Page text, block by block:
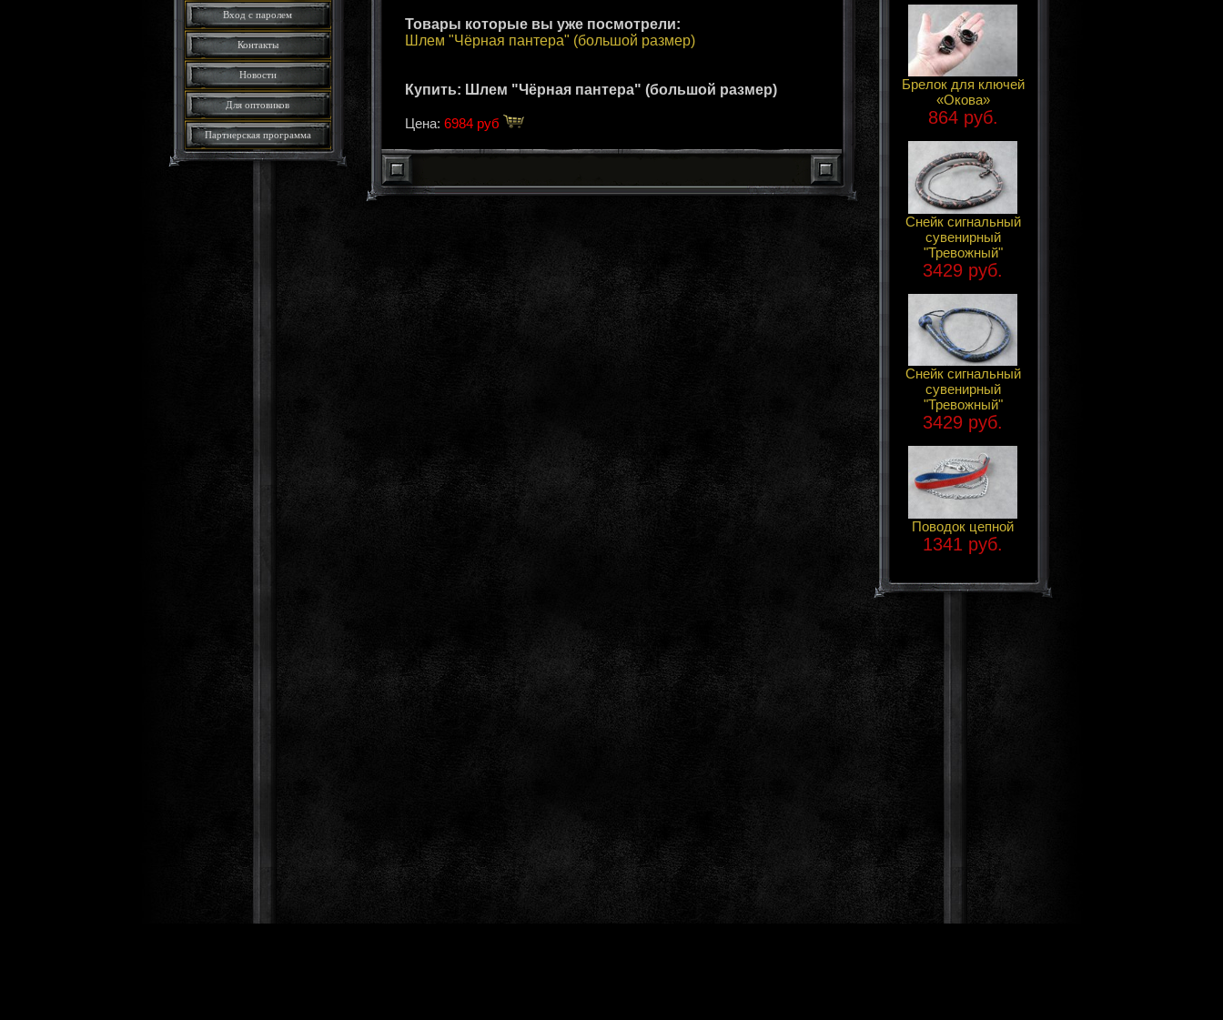
Вход с паролем
Контакты
Новости
Для оптовиков
Партнерская программа
Товары которые вы уже посмотрели:
Шлем "Чёрная пантера" (большой размер)
Купить: Шлем "Чёрная пантера" (большой размер)
Цена: 6984 руб
Брелок для ключей
«Окова»
864 руб.
Снейк сигнальный
сувенирный
"Тревожный"
3429 руб.
Снейк сигнальный
сувенирный
"Тревожный"
3429 руб.
Поводок цепной
1341 руб.